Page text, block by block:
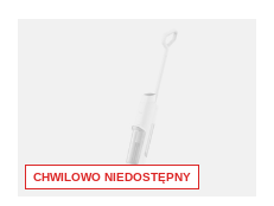
CHWILOWO NIEDOSTĘPNY